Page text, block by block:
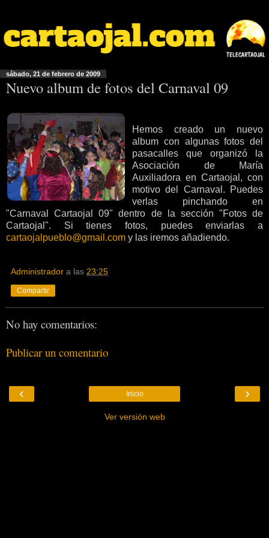
sábado, 21 de febrero de 2009
Nuevo album de fotos del Carnaval 09
Hemos creado un nuevo
album con algunas fotos del
pasacalles que organizó la
Asociación de María
Auxiliadora en Cartaojal, con
motivo del Carnaval. Puedes
verlas pinchando en
"Carnaval Cartaojal 09" dentro de la sección "Fotos de
Cartaojal". Si tienes fotos, puedes enviarlas a
cartaojalpueblo@gmail.com y las iremos añadiendo.
Administrador a las 23:25
Compartir
No hay comentarios:
Publicar un comentario
‹ ›
Inicio
Ver versión web